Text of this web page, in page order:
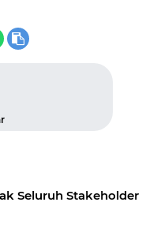
Seluruh Stakeholder